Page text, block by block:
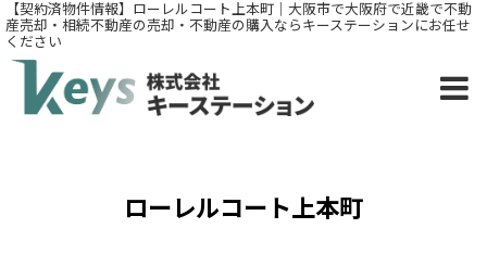
【契約済物件情報】ローレルコート上本町｜大阪市で大阪府で近畿で不動
産売却・相続不動産の売却・不動産の購入ならキーステーションにお任せ
ください
ローレルコート上本町